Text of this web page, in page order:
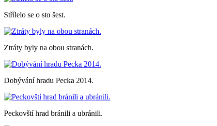
Střílelo se o sto šest.
Ztráty byly na obou stranách.
Dobývání hradu Pecka 2014.
Peckovští hrad bránili a ubránili.